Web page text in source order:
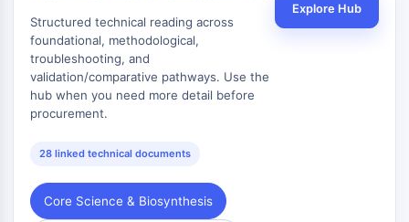
COX
Espèces réactives de l'oxygène ROS
APOPTOSE
Apoptose
Ferroptose
Voie intrinsèqueSynonymes: Voie
Structured technical reading across
foundational, methodological,
troubleshooting, and
validation/comparative pathways. Use the
hub when you need more detail before
procurement.
28 linked technical documents
Explore Hub
Core Science & Biosynthesis